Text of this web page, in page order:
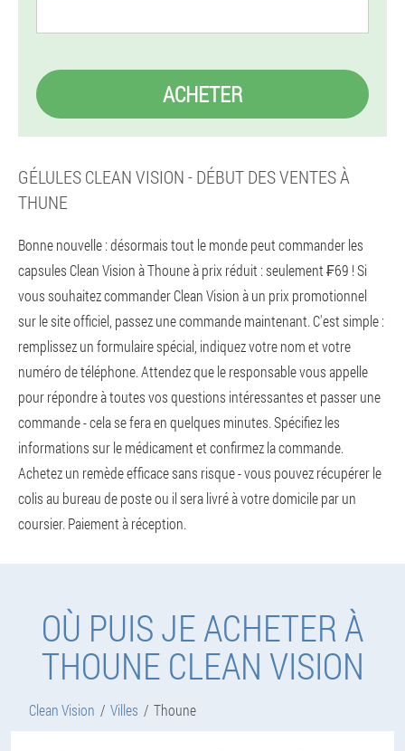
ACHETER
GÉLULES CLEAN VISION - DÉBUT DES VENTES À
THUNE
Bonne nouvelle : désormais tout le monde peut commander les
capsules Clean Vision à Thoune à prix réduit : seulement ₣69 ! Si
vous souhaitez commander Clean Vision à un prix promotionnel
sur le site officiel, passez une commande maintenant. C'est simple :
remplissez un formulaire spécial, indiquez votre nom et votre
numéro de téléphone. Attendez que le responsable vous appelle
pour répondre à toutes vos questions intéressantes et passer une
commande - cela se fera en quelques minutes. Spécifiez les
informations sur le médicament et confirmez la commande.
Achetez un remède efficace sans risque - vous pouvez récupérer le
colis au bureau de poste ou il sera livré à votre domicile par un
coursier. Paiement à réception.
OÙ PUIS JE ACHETER À
THOUNE CLEAN VISION
Clean Vision Villes Thoune